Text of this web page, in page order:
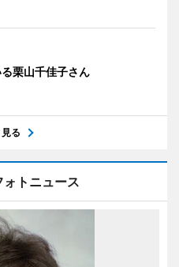
栗山千佳子さん
る
ォトニュース